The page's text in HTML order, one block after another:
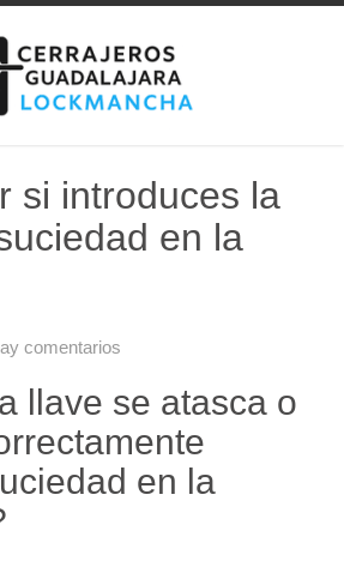
si introduces la
en la
comentarios
llave se atasca o
en la